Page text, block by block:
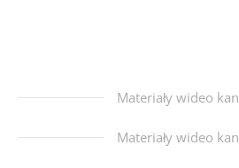
Materiały wideo
Materiały wideo